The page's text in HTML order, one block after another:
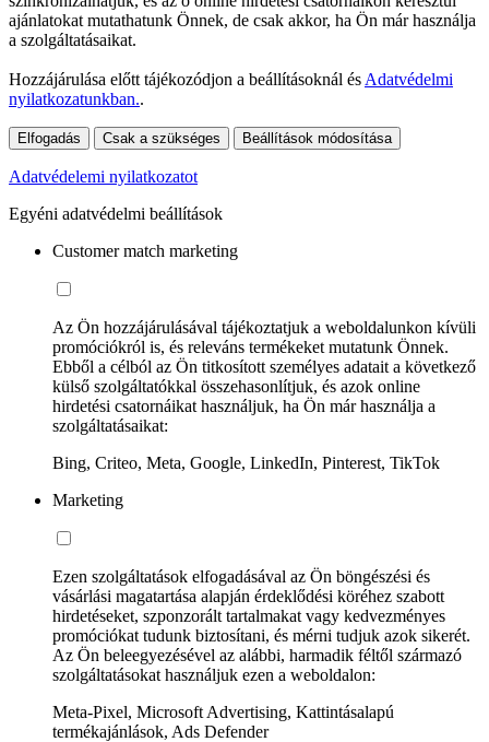
ajánlatokat mutathatunk Önnek, de csak akkor, ha Ön már használja
a szolgáltatásaikat.
Hozzájárulása előtt tájékozódjon a beállításoknál és Adatvédelmi
nyilatkozatunkban..
Elfogadás Csak a szükséges Beállítások módosítása
Adatvédelemi nyilatkozatot
Egyéni adatvédelmi beállítások
Customer match marketing
Az Ön hozzájárulásával tájékoztatjuk a weboldalunkon kívüli
promóciókról is, és releváns termékeket mutatunk Önnek.
Ebből a célból az Ön titkosított személyes adatait a következő
külső szolgáltatókkal összehasonlítjuk, és azok online
hirdetési csatornáikat használjuk, ha Ön már használja a
szolgáltatásaikat:
Bing, Criteo, Meta, Google, LinkedIn, Pinterest, TikTok
Marketing
Ezen szolgáltatások elfogadásával az Ön böngészési és
vásárlási magatartása alapján érdeklődési köréhez szabott
hirdetéseket, szponzorált tartalmakat vagy kedvezményes
promóciókat tudunk biztosítani, és mérni tudjuk azok sikerét.
Az Ön beleegyezésével az alábbi, harmadik féltől származó
szolgáltatásokat használjuk ezen a weboldalon:
Meta-Pixel, Microsoft Advertising, Kattintásalapú
termékajánlások, Ads Defender